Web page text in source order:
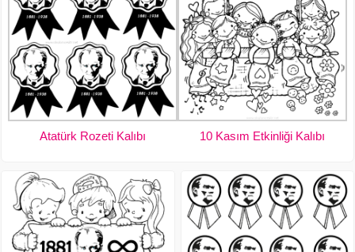
Atatürk Rozeti Kalıbı 10 Kasım Etkinliği Kalıbı